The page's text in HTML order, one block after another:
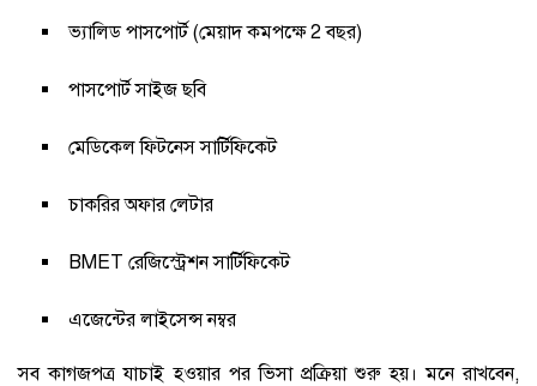
ভ্যালিড পাসপোর্ট (মেয়াদ কমপক্ষে 2 বছর)
পাসপোর্ট সাইজ ছবি
মেডিকেল ফিটনেস সার্টিফিকেট
চাকরির অফার লেটার
BMET রেজিস্ট্রেশন সার্টিফিকেট
এজেন্টের লাইসেন্স নম্বর
সব কাগজপত্র যাচাই হওয়ার পর ভিসা প্রক্রিয়া শুরু হয়। মনে রাখবেন,